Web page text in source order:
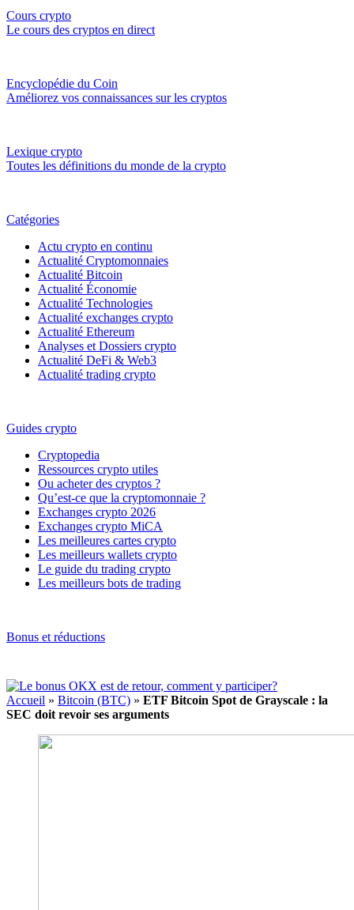
Cours crypto
Le cours des cryptos en direct
Encyclopédie du Coin
Améliorez vos connaissances sur les cryptos
Lexique crypto
Toutes les définitions du monde de la crypto
Catégories
Actu crypto en continu
Actualité Cryptomonnaies
Actualité Bitcoin
Actualité Économie
Actualité Technologies
Actualité exchanges crypto
Actualité Ethereum
Analyses et Dossiers crypto
Actualité DeFi & Web3
Actualité trading crypto
Guides crypto
Cryptopedia
Ressources crypto utiles
Ou acheter des cryptos ?
Qu’est-ce que la cryptomonnaie ?
Exchanges crypto 2026
Exchanges crypto MiCA
Les meilleures cartes crypto
Les meilleurs wallets crypto
Le guide du trading crypto
Les meilleurs bots de trading
Bonus et réductions
Accueil » Bitcoin (BTC) » ETF Bitcoin Spot de Grayscale : la
SEC doit revoir ses arguments